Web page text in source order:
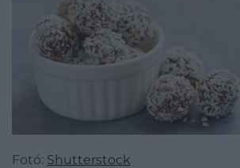
Fotó: Shutterstock